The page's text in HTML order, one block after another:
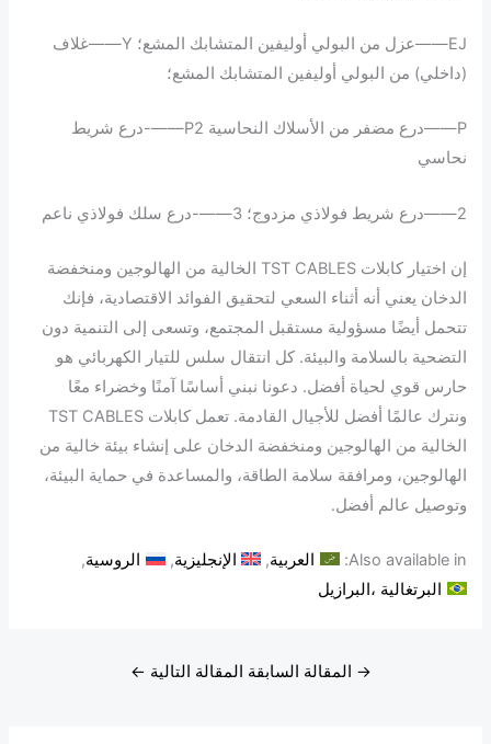
EJ——عزل من البولي أوليفين المتشابك المشع؛ Y——غلاف
(داخلي) من البولي أوليفين المتشابك المشع؛
P——درع مضفر من الأسلاك النحاسية P2——-درع شريط
نحاسي
2——درع شريط فولاذي مزدوج؛ 3——-درع سلك فولاذي ناعم
إن اختيار كابلات TST CABLES الخالية من الهالوجين ومنخفضة
الدخان يعني أنه أثناء السعي لتحقيق الفوائد الاقتصادية، فإنك
تتحمل أيضًا مسؤولية مستقبل المجتمع، وتسعى إلى التنمية دون
التضحية بالسلامة والبيئة. كل انتقال سلس للتيار الكهربائي هو
حارس قوي لحياة أفضل. دعونا نبني أساسًا آمنًا وخضراء معًا
ونترك عالمًا أفضل للأجيال القادمة. تعمل كابلات TST CABLES
الخالية من الهالوجين ومنخفضة الدخان على إنشاء بيئة خالية من
الهالوجين، ومرافقة سلامة الطاقة، والمساعدة في حماية البيئة،
وتوصيل عالم أفضل.
Also available in: العربية الإنجليزية
الروسية
البرتغالية ،البرازيل
→ المقالة السابقة المقالة التالية ←